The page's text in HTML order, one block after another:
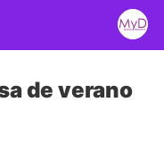
de verano